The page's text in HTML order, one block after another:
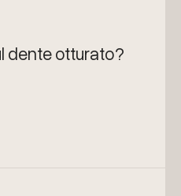
dente otturato?